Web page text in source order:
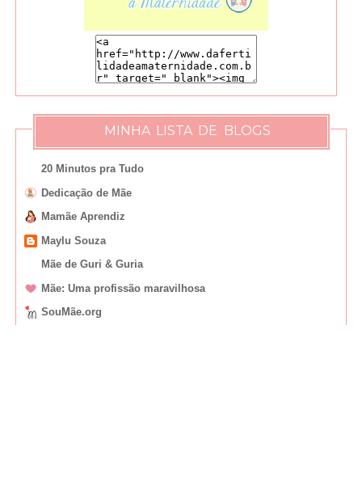
MINHA LISTA DE BLOGS
20 Minutos pra Tudo
Dedicação de Mãe
Mamãe Aprendiz
Maylu Souza
Mãe de Guri & Guria
Mãe: Uma profissão maravilhosa
SouMãe.org